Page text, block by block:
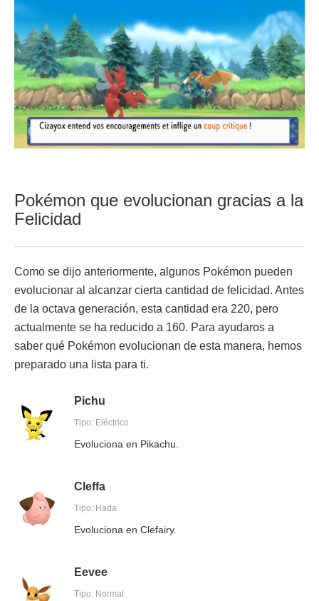
Pokémon que evolucionan gracias a la
Felicidad
Como se dijo anteriormente, algunos Pokémon pueden
evolucionar al alcanzar cierta cantidad de felicidad. Antes
de la octava generación, esta cantidad era 220, pero
actualmente se ha reducido a 160. Para ayudaros a
saber qué Pokémon evolucionan de esta manera, hemos
preparado una lista para ti.
Pichu
Tipo: Eléctrico
Evoluciona en Pikachu.
Cleffa
Tipo: Hada
Evoluciona en Clefairy.
Eevee
Tipo: Normal